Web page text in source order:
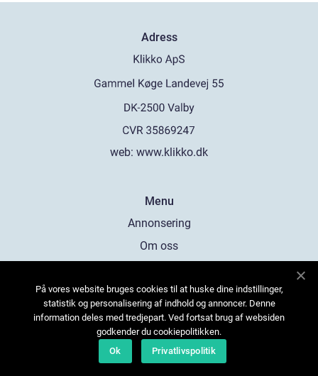
Adress
web: www.klikko.dk
Menu
Annonsering
Om oss
Kontakta oss
Sitemap
På vores website bruges cookies til at huske dine indstillinger,
statistik og personalisering af indhold og annoncer. Denne
information deles med tredjepart. Ved fortsat brug af websiden
godkender du cookiepolitikken.
Ok
Privatlivspolitik